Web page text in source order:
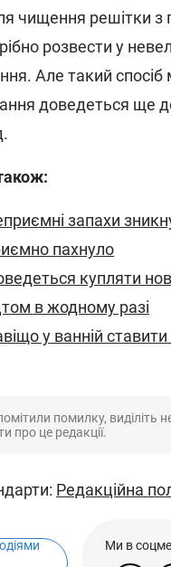
чищення решітки з
розвести у
Але такий
доведеться ще
запахи
пахнуло
купляти
в жодному разі
у ванній
помилку, виділіть
про це редакції.
Редакційна
Ми в